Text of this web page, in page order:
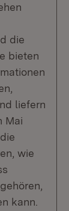
die
bieten
liefern
Mai
wie
kann.